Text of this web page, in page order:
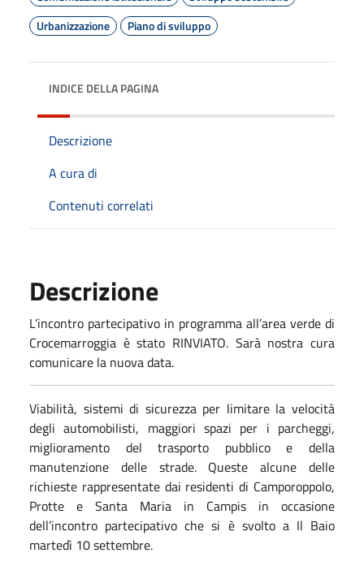
Urbanizzazione
Piano di sviluppo
INDICE DELLA PAGINA
Descrizione
A cura di
Contenuti correlati
Descrizione
L’incontro partecipativo in programma all’area verde di
Crocemarroggia è stato RINVIATO. Sarà nostra cura
comunicare la nuova data.
Viabilità, sistemi di sicurezza per limitare la velocità
degli automobilisti, maggiori spazi per i parcheggi,
miglioramento del trasporto pubblico e della
manutenzione delle strade. Queste alcune delle
richieste rappresentate dai residenti di Camporoppolo,
Protte e Santa Maria in Campis in occasione
dell’incontro partecipativo che si è svolto a Il Baio
martedì 10 settembre.